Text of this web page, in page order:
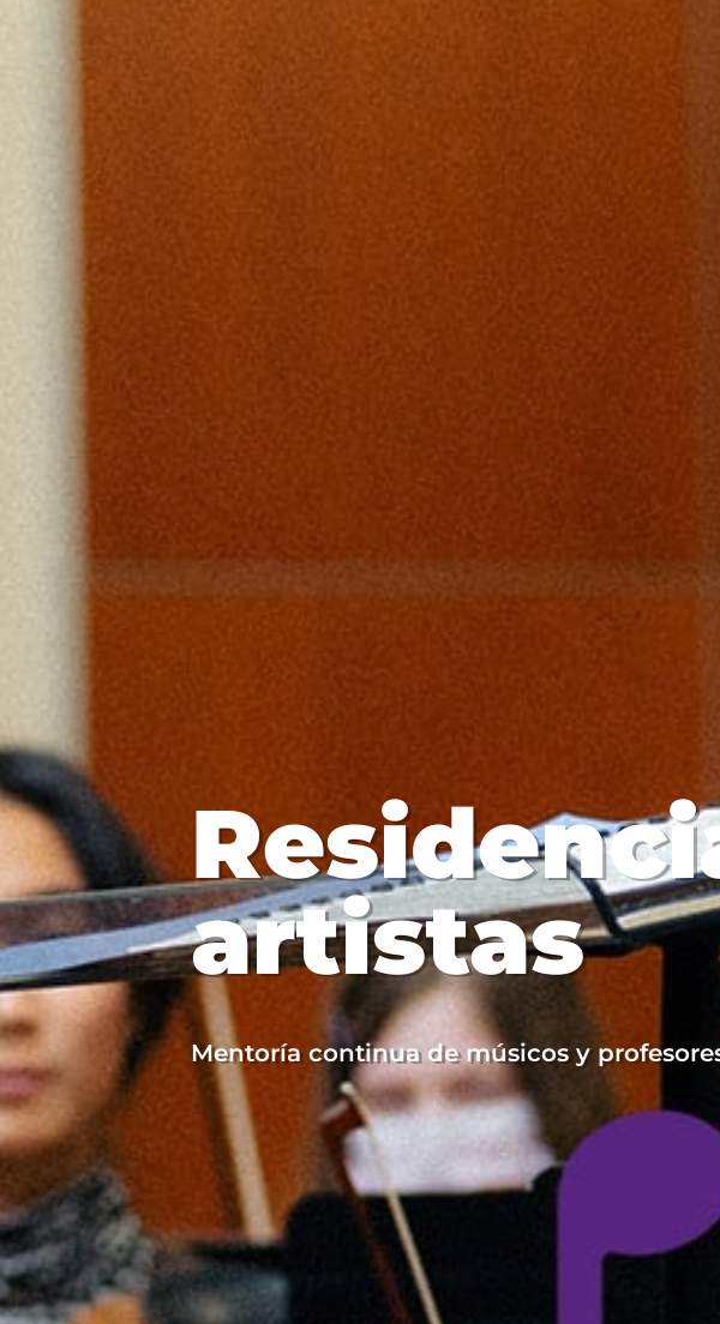
artistas
Mentoría continua de músicos y